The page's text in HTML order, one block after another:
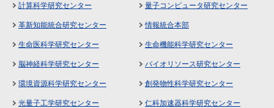
計算科学研究センター 量子コンピュータ研究センター
革新知能統合研究センター 情報統合本部
生命医科学研究センター 生命機能科学研究センター
脳神経科学研究センター バイオリソース研究センター
環境資源科学研究センター 創発物性科学研究センター
光量子工学研究センター 仁科加速器科学研究センター